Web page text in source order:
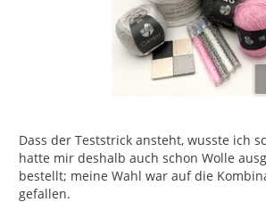
Dass der Teststrick ansteht, wusste ich
hatte mir deshalb auch schon Wolle
bestellt; meine Wahl war auf die
gefallen.